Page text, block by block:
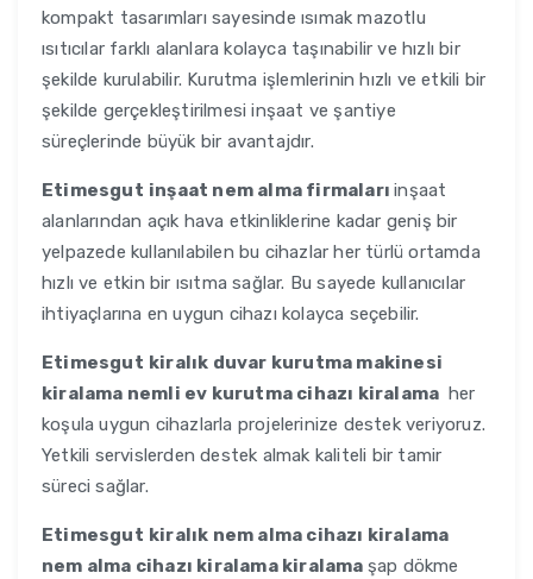
kompakt tasarımları sayesinde ısımak mazotlu
ısıtıcılar farklı alanlara kolayca taşınabilir ve hızlı bir
şekilde kurulabilir. Kurutma işlemlerinin hızlı ve etkili bir
şekilde gerçekleştirilmesi inşaat ve şantiye
süreçlerinde büyük bir avantajdır.
Etimesgut inşaat nem alma firmalarıinşaat
alanlarından açık hava etkinliklerine kadar geniş bir
yelpazede kullanılabilen bu cihazlar her türlü ortamda
hızlı ve etkin bir ısıtma sağlar. Bu sayede kullanıcılar
ihtiyaçlarına en uygun cihazı kolayca seçebilir.
Etimesgut kiralık duvar kurutma makinesi
kiralama nemli ev kurutma cihazı kiralama her
koşula uygun cihazlarla projelerinize destek veriyoruz.
Yetkili servislerden destek almak kaliteli bir tamir
süreci sağlar.
Etimesgut kiralık nem alma cihazı kiralama
nem alma cihazı kiralama kiralama şap dökme